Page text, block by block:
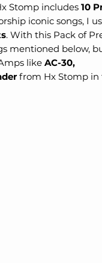
Stomp includes 10
iconic songs, I
. With this Pack of
mentioned below,
like AC-30,
from Hx Stomp in